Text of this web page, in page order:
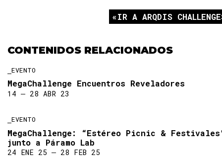
IR A ARQDIS
CONTENIDOS RELACIONADOS
EVENTO
MegaChallenge Encuentros Reveladores
14 ― 28 ABR 23
EVENTO
MegaChallenge: “Estéreo Picnic &
junto a Páramo Lab
24 ENE 25 ― 28 FEB 25